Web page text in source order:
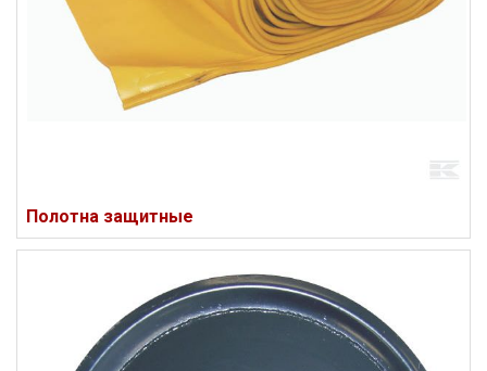
Полотна защитные